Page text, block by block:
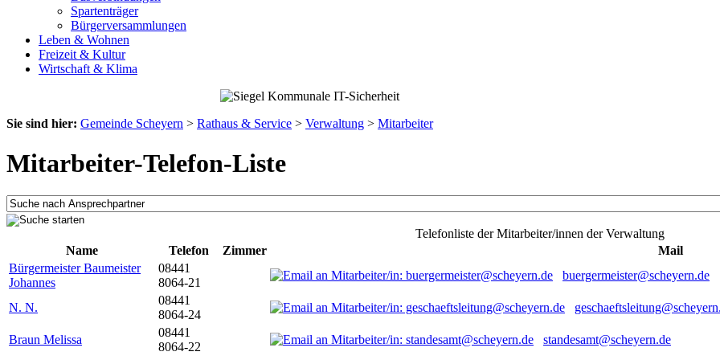
Spartenträger
Bürgerversammlungen
Leben & Wohnen
Freizeit & Kultur
Wirtschaft & Klima
Sie sind hier: Gemeinde Scheyern > Rathaus & Service > Verwaltung > Mitarbeiter
Mitarbeiter-Telefon-Liste
Telefonliste der Mitarbeiter/innen der Verwaltung
Name
Telefon Zimmer
Mail
Bürgermeister Baumeister
Johannes
08441
8064-21
buergermeister@scheyern.de
N. N.
08441
8064-24
Braun Melissa
08441
8064-22
standesamt@scheyern.de